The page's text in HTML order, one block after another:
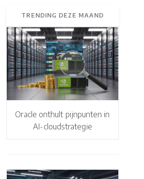
TRENDING DEZE MAAND
Oracle onthult pijnpunten in
AI-cloudstrategie